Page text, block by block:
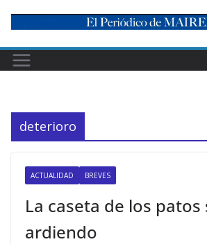
content
deterioro
ACTUALIDAD BREVES
La caseta de los patos
ardiendo